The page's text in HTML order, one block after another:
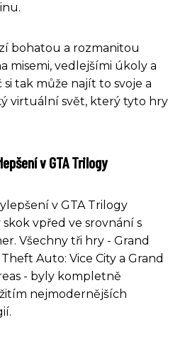
bohatou a rozmanitou
misemi, vedlejšími úkoly a
si tak může najít to svoje a
virtuální svět, který tyto hry
v GTA Trilogy
v GTA Trilogy
vpřed ve srovnání s
Všechny tři hry - Grand
Auto: Vice City a Grand
- byly kompletně
nejmodernějších